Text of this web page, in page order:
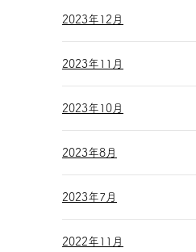
2023年12月
2023年11月
2023年10月
2023年8月
2023年7月
2022年11月